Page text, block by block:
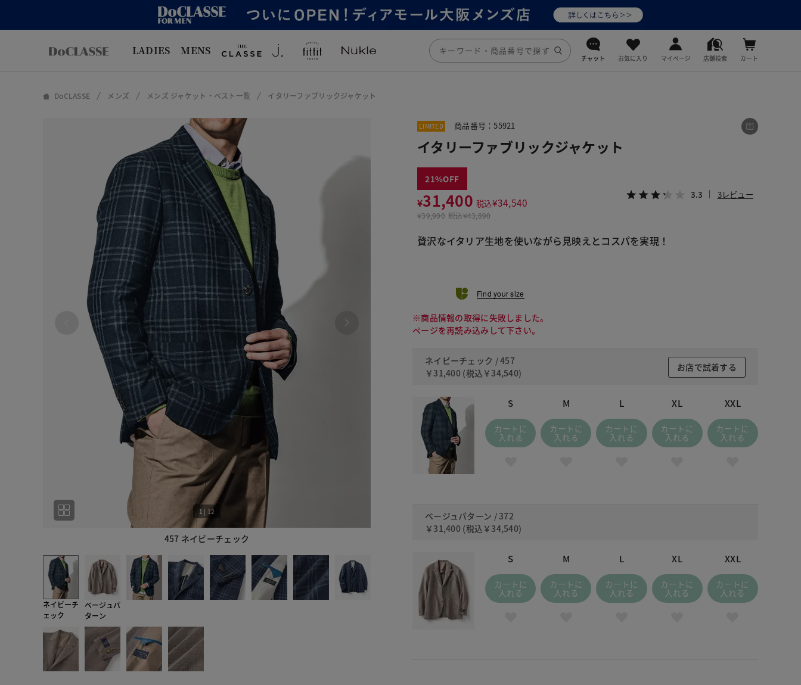
LADIES MENS
チャット お気に入り マイページ 店舗検索 カート
DoCLASSE メンズ メンズ ジャケット・ベスト一覧 イタリーファブリックジャケット
457 ネイビーチェック
1 | 12
ネイビーチ
ェック
ベージュパ
ターン
LIMITED 商品番号：55921
イタリーファブリックジャケット
21
¥31,400 税込¥34,540
¥39,900 税込¥43,890
3.3 3レビュー
贅沢なイタリア生地を使いながら見映えとコスパを実現！
Find your size
※商品情報の取得に失敗しました。
ページを再読み込みして下さい。
ネイビーチェック / 457
￥31,400 (税込 ￥34,540)
お店で試着する
S
カートに
入れる
M
カートに
入れる
L
カートに
入れる
XL
カートに
入れる
XXL
カートに
入れる
ベージュパターン / 372
￥31,400 (税込 ￥34,540)
S
カートに
入れる
M
カートに
入れる
L
カートに
入れる
XL
カートに
入れる
XXL
カートに
入れる